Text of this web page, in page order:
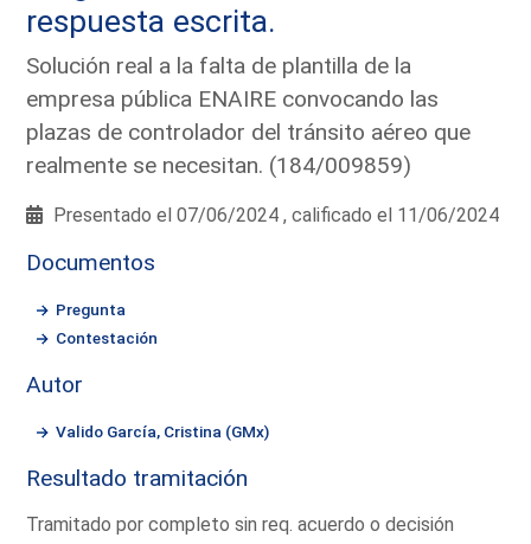
respuesta escrita.
Solución real a la falta de plantilla de la
empresa pública ENAIRE convocando las
plazas de controlador del tránsito aéreo que
realmente se necesitan. (184/009859)
Presentado el 07/06/2024 , calificado el 11/06/2024
Documentos
Pregunta
Contestación
Autor
Valido García, Cristina (GMx)
Resultado tramitación
Tramitado por completo sin req. acuerdo o decisión